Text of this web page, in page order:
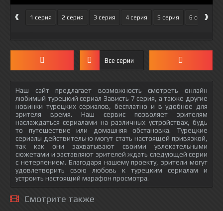
‹ 1 серия 2 серия 3 серия 4 серия 5 серия 6 серия
›
Все серии
Наш сайт предлагает возможность смотреть онлайн
любимый турецкий сериал Зависть 7 серия, а также другие
новинки турецких сериалов, бесплатно и в удобное для
зрителя время. Наш сервис позволяет зрителям
наслаждаться сериалами на различных устройствах, будь
то путешествие или домашняя обстановка. Турецкие
сериалы действительно могут стать настоящей привязкой,
так как они захватывают своими увлекательными
сюжетами и заставляют зрителей ждать следующей серии
с нетерпением. Благодаря нашему проекту, зрители могут
удовлетворить свою любовь к турецким сериалам и
устроить настоящий марафон просмотра.
Смотрите также